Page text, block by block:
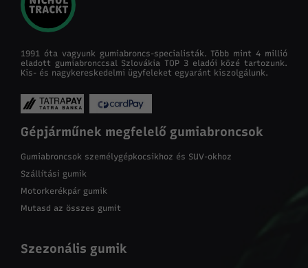
1991 óta vagyunk gumiabroncs-specialisták. Több mint 4 millió
eladott gumiabronccsal Szlovákia TOP 3 eladói közé tartozunk.
Kis- és nagykereskedelmi ügyfeleket egyaránt kiszolgálunk.
Gépjárműnek megfelelő gumiabroncsok
Gumiabroncsok személygépkocsikhoz és SUV-okhoz
Szállítási gumik
Motorkerékpár gumik
Mutasd az összes gumit
Szezonális gumik